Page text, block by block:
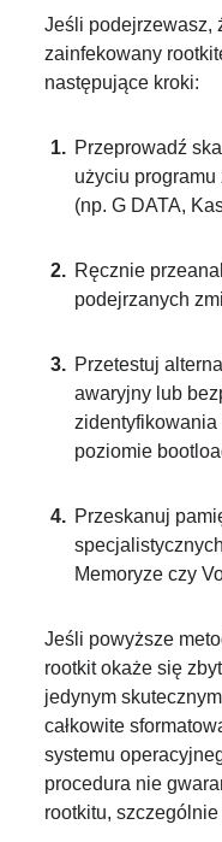
Jeśli podejrzewasz,
zainfekowany
następujące kroki:
Przeprowadź
użyciu
(np. G DATA,
Ręcznie
podejrzanych
Przetestuj
awaryjny lub
zidentyfikowania
poziomie
Przeskanuj
Memoryze czy
Jeśli powyższe
rootkit okaże się
jedynym
całkowite
systemu
procedura nie
rootkitu,